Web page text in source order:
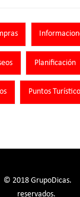
Planificación
Puntos
2018 GrupoDicas.
reservados.